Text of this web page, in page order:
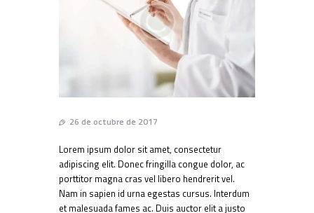
26 de octubre de 2017
Lorem ipsum dolor sit amet, consectetur
adipiscing elit. Donec fringilla congue dolor, ac
porttitor magna cras vel libero hendrerit vel.
Nam in sapien id urna egestas cursus. Interdum
et malesuada fames ac. Duis auctor elit a justo